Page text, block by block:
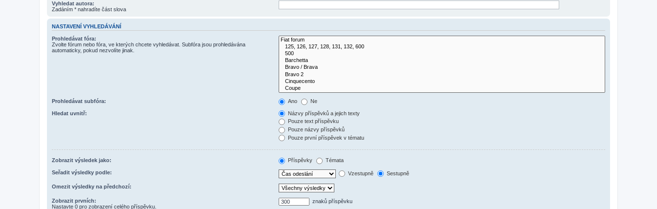
Vyhledat autora:
Zadáním * nahradíte část slova
NASTAVENÍ VYHLEDÁVÁNÍ
Prohledávat fóra:
Zvolte fórum nebo fóra, ve kterých chcete vyhledávat. Subfóra jsou prohledávána
automaticky, pokud nezvolíte jinak.
Prohledávat subfóra: Ano Ne
Hledat uvnitř:
Názvy příspěvků a jejich texty
Pouze text příspěvku
Pouze názvy příspěvků
Pouze první příspěvek v tématu
Zobrazit výsledek jako: Příspěvky Témata
Seřadit výsledky podle: Vzestupně Sestupně
Omezit výsledky na předchozí:
Zobrazit prvních:
Nastavte 0 pro zobrazení celého příspěvku.
znaků příspěvku